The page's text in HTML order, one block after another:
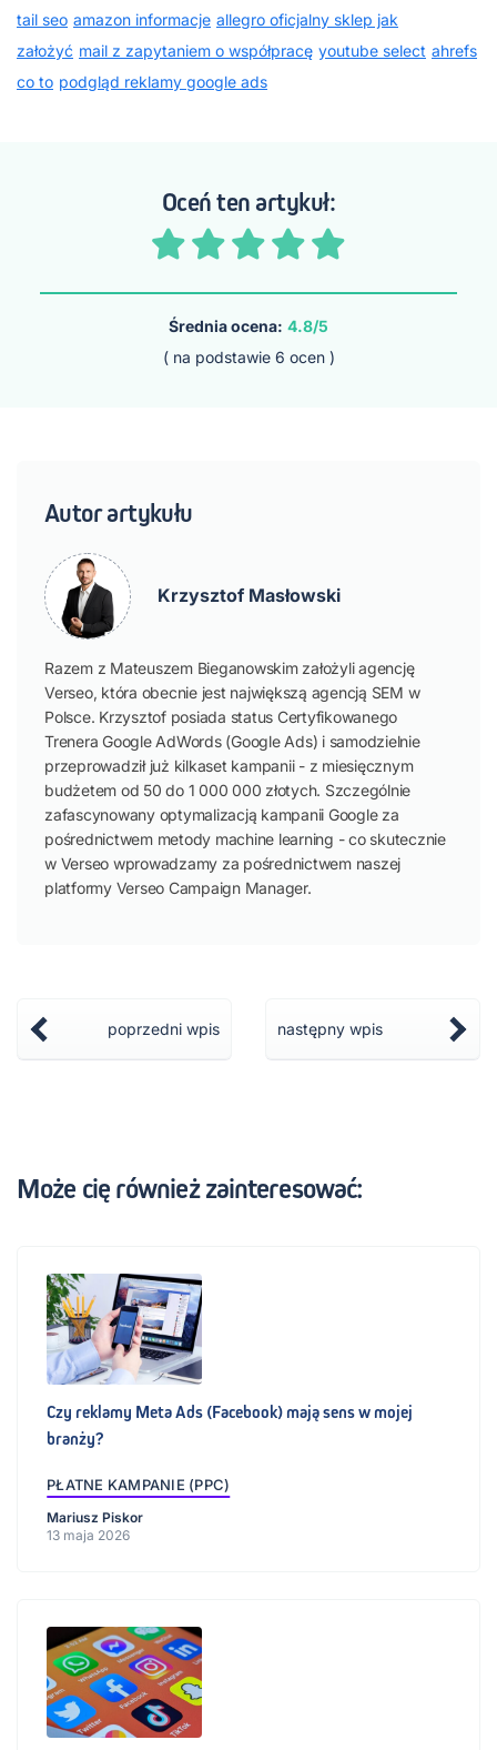
tail seo amazon informacje allegro oficjalny sklep jak
założyć mail z zapytaniem o współpracę youtube select ahrefs
co to podgląd reklamy google ads
Oceń ten artykuł:
Średnia ocena: 4.8/5
( na podstawie 6 ocen )
Autor artykułu
Krzysztof Masłowski
Razem z Mateuszem Bieganowskim założyli agencję
Verseo, która obecnie jest największą agencją SEM w
Polsce. Krzysztof posiada status Certyfikowanego
Trenera Google AdWords (Google Ads) i samodzielnie
przeprowadził już kilkaset kampanii - z miesięcznym
budżetem od 50 do 1 000 000 złotych. Szczególnie
zafascynowany optymalizacją kampanii Google za
pośrednictwem metody machine learning - co skutecznie
w Verseo wprowadzamy za pośrednictwem naszej
platformy Verseo Campaign Manager.
poprzedni wpis następny wpis
Może cię również zainteresować:
Czy reklamy Meta Ads (Facebook) mają sens w mojej
branży?
PŁATNE KAMPANIE (PPC)
Mariusz Piskor
13 maja 2026